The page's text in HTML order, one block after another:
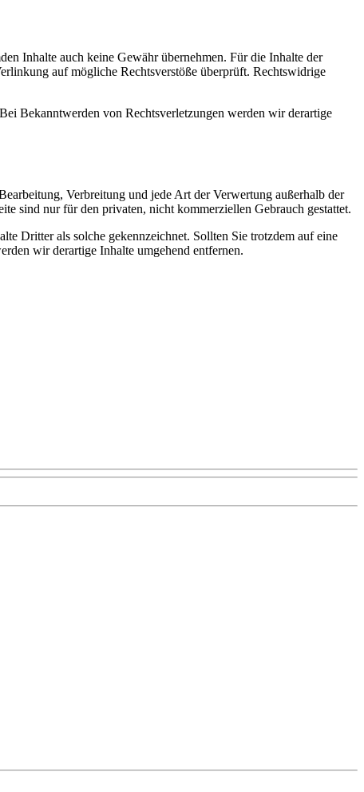
Inhalte auch keine Gewähr übernehmen. Für die Inhalte der
auf mögliche Rechtsverstöße überprüft. Rechtswidrige
Bekanntwerden von Rechtsverletzungen werden wir derartige
Verbreitung und jede Art der Verwertung außerhalb der
sind nur für den privaten, nicht kommerziellen Gebrauch gestattet.
Dritter als solche gekennzeichnet. Sollten Sie trotzdem auf eine
wir derartige Inhalte umgehend entfernen.